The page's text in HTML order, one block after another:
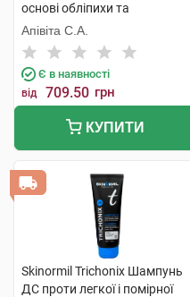
основі обліпихи та
розмарина 250 мл 1 флакон
Апівіта С.А.
Є в наявності
від 709.50 грн
КУПИТИ
Skinormil Trichonix Шампунь
ДС проти легкої і помірної